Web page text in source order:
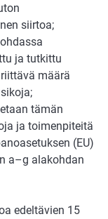
siirtoa;
ja tutkittu
määrä
tämän
ja toimenpiteitä
(EU)
a–g alakohdan
edeltävien 15